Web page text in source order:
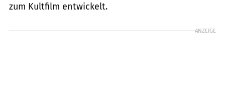
zum Kultfilm entwickelt.
ANZEIGE